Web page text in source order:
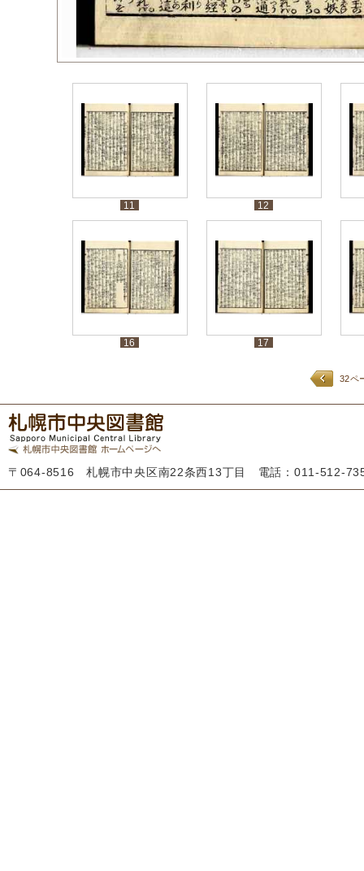
11 12
16 17
32ペ
〒064-8516 札幌市中央区南22条西13丁目 電話：011-512-